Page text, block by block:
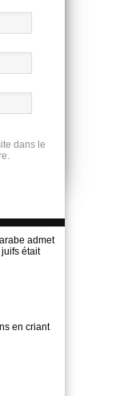
dans le
admet
était
en criant